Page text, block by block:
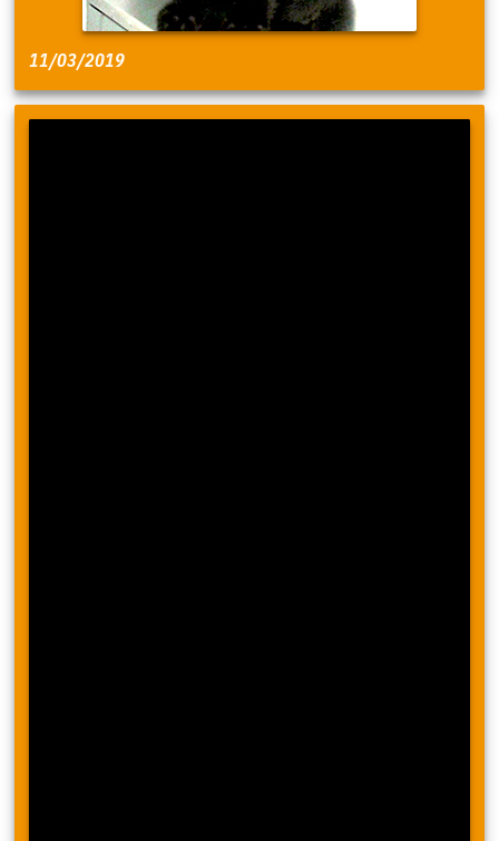
11/03/2019